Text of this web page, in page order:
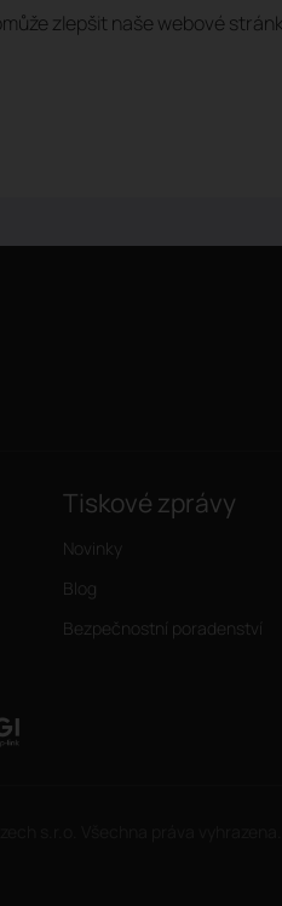
zlepšit naše webové
Tiskové zprávy
Novinky
Blog
Bezpečnostní poradenství